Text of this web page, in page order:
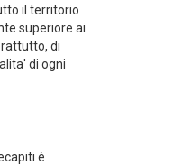
il territorio
superiore ai
di
di ogni
è